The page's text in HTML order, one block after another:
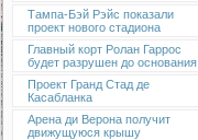
Тампа-Бэй Рэйс показали
проект нового стадиона
Главный корт Ролан Гаррос
будет разрушен до основания
Проект Гранд Стад де
Касабланка
Арена ди Верона получит
движущуюся крышу